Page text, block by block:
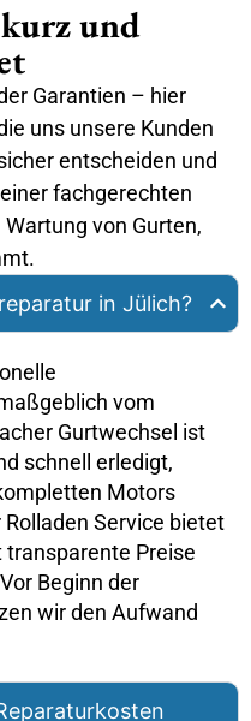
und
Garantien – hier
uns unsere Kunden
entscheiden und
fachgerechten
von Gurten,
in Jülich?
vom
Gurtwechsel ist
schnell erledigt,
Motors
Service bietet
Preise
Beginn der
wir den Aufwand